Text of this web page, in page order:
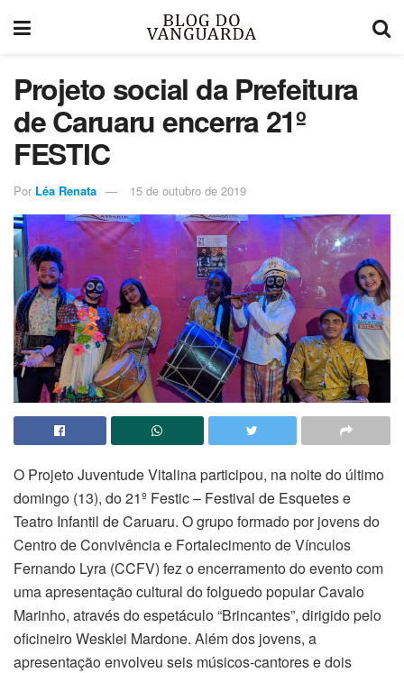
Projeto social da Prefeitura
de Caruaru encerra 21º
FESTIC
Por Léa Renata 15 de outubro de 2019
O Projeto Juventude Vitalina participou, na noite do último
domingo (13), do 21º Festic – Festival de Esquetes e
Teatro Infantil de Caruaru. O grupo formado por jovens do
Centro de Convivência e Fortalecimento de Vínculos
Fernando Lyra (CCFV) fez o encerramento do evento com
uma apresentação cultural do folguedo popular Cavalo
Marinho, através do espetáculo “Brincantes”, dirigido pelo
oficineiro Wesklei Mardone. Além dos jovens, a
apresentação envolveu seis músicos-cantores e dois